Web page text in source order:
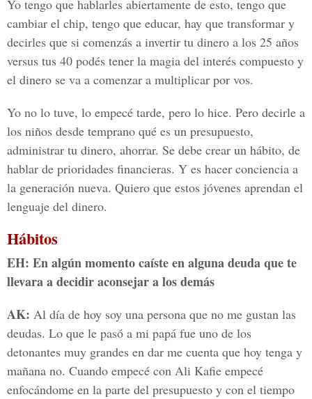
Yo tengo que hablarles abiertamente de esto, tengo que
cambiar el chip, tengo que educar, hay que transformar y
decirles que si comenzás a invertir tu dinero a los 25 años
versus tus 40 podés tener la magia del interés compuesto y
el dinero se va a comenzar a multiplicar por vos.
Yo no lo tuve, lo empecé tarde, pero lo hice. Pero decirle a
los niños desde temprano qué es un presupuesto,
administrar tu dinero, ahorrar. Se debe crear un hábito, de
hablar de prioridades financieras. Y es hacer conciencia a
la generación nueva. Quiero que estos jóvenes aprendan el
lenguaje del dinero.
Hábitos
EH: En algún momento caíste en alguna deuda que te
llevara a decidir aconsejar a los demás
AK: Al día de hoy soy una persona que no me gustan las
deudas. Lo que le pasó a mi papá fue uno de los
detonantes muy grandes en dar me cuenta que hoy tenga y
mañana no. Cuando empecé con Ali Kafie empecé
enfocándome en la parte del presupuesto y con el tiempo